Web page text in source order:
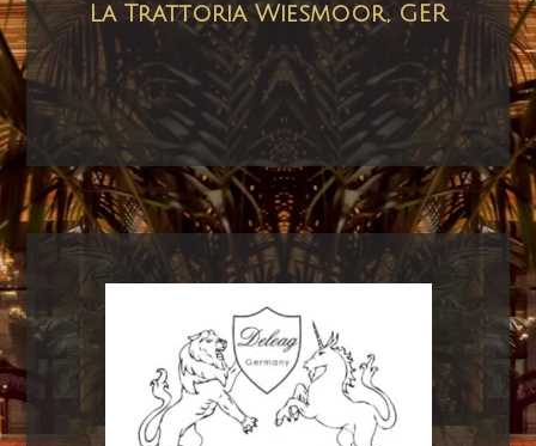
La Trattoria Wiesmoor, GER